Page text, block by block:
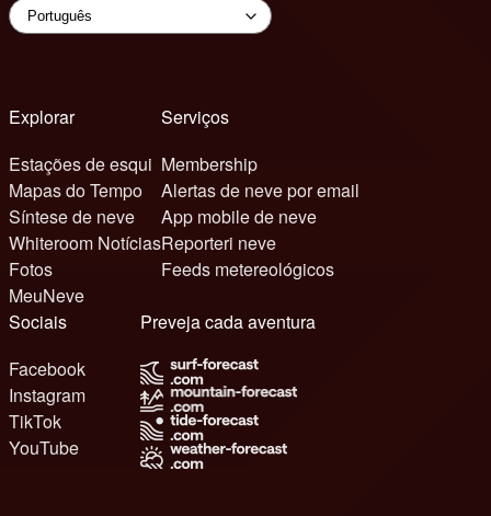
Explorar
Estações de esqui
Mapas do Tempo
Síntese de neve
Whiteroom Notícias
Fotos
MeuNeve
Serviços
Membership
Alertas de neve por email
App mobile de neve
Reporteri neve
Feeds metereológicos
Sociais
Facebook
Instagram
TikTok
YouTube
Preveja cada aventura